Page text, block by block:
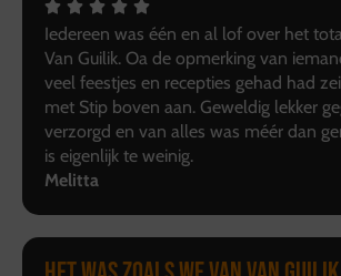
Iedereen was één en al lof over het
Van Guilik. Oa de opmerking van
veel feestjes en recepties gehad had
met Stip boven aan. Geweldig lekker
verzorgd en van alles was méér dan
is eigenlijk te weinig.
Melitta